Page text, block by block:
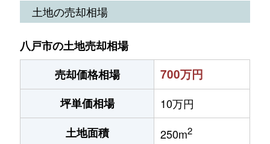
土地の売却相場
八戸市の土地売却相場
売却価格相場
700万円
坪単価相場
10万円
土地面積
250m2